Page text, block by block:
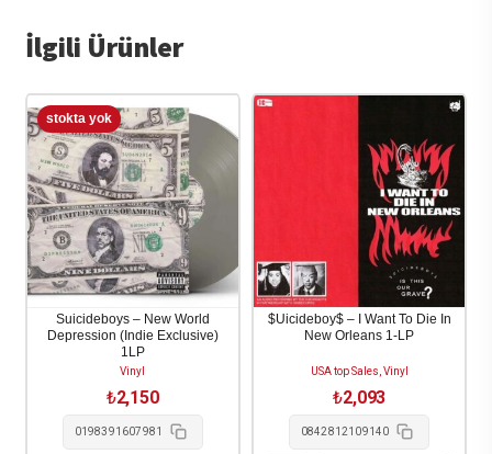
İlgili Ürünler
Suicideboys – New World
Depression (Indie Exclusive)
1LP
Vinyl
₺2,150
0198391607981
$Uicideboy$ – I Want To Die In
New Orleans 1-LP
USA top Sales, Vinyl
₺2,093
0842812109140